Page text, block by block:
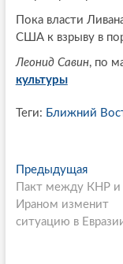
Пока власти
США к взрыву в
Леонид Савин, по
культуры
Теги: Ближний
P
o
s
ПредыдущаяП
р
е
д
Пакт между КНР и
Ираном изменит
ситуацию в